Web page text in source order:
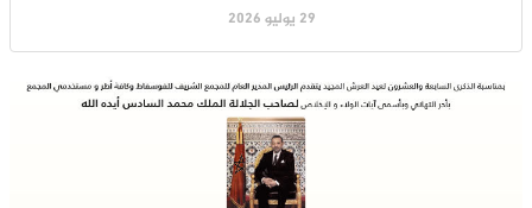
29 يوليو 2026